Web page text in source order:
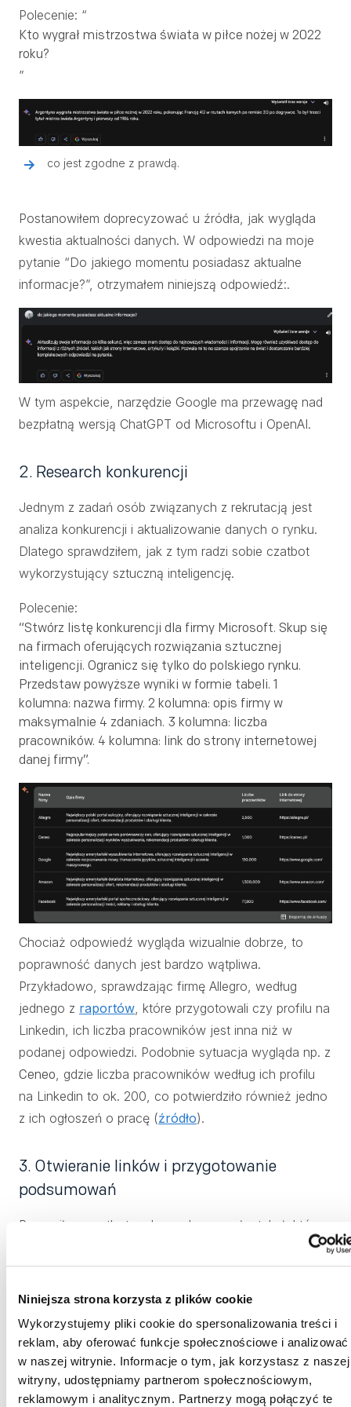
Niniejsza strona korzysta z plików cookie
Wykorzystujemy pliki cookie do spersonalizowania treści i
reklam, aby oferować funkcje społecznościowe i
w naszej witrynie. Informacje o tym, jak korzystasz z naszej
witryny, udostępniamy partnerom społecznościowym,
reklamowym i analitycznym. Partnerzy mogą połączyć te
Polecenie: “
Kto wygrał mistrzostwa świata w piłce nożej w 2022
roku?
”
co jest zgodne z prawdą.
Postanowiłem doprecyzować u źródła, jak wygląda
kwestia aktualności danych. W odpowiedzi na moje
pytanie “Do jakiego momentu posiadasz aktualne
informacje?”, otrzymałem niniejszą odpowiedź:.
W tym aspekcie, narzędzie Google ma przewagę nad
bezpłatną wersją ChatGPT od Microsoftu i OpenAI.
2. Research konkurencji
Jednym z zadań osób związanych z rekrutacją jest
analiza konkurencji i aktualizowanie danych o rynku.
Dlatego sprawdziłem, jak z tym radzi sobie czatbot
wykorzystujący sztuczną inteligencję.
Polecenie:
“Stwórz listę konkurencji dla firmy Microsoft. Skup się
na firmach oferujących rozwiązania sztucznej
inteligencji. Ogranicz się tylko do polskiego rynku.
Przedstaw powyższe wyniki w formie tabeli. 1
kolumna: nazwa firmy. 2 kolumna: opis firmy w
maksymalnie 4 zdaniach. 3 kolumna: liczba
pracowników. 4 kolumna: link do strony internetowej
danej firmy”.
Chociaż odpowiedź wygląda wizualnie dobrze, to
poprawność danych jest bardzo wątpliwa.
Przykładowo, sprawdzając firmę Allegro, według
jednego z raportów, które przygotowali czy profilu na
Linkedin, ich liczba pracowników jest inna niż w
podanej odpowiedzi. Podobnie sytuacja wygląda np. z
Ceneo, gdzie liczba pracowników według ich profilu
na Linkedin to ok. 200, co potwierdziło również jedno
z ich ogłoszeń o pracę (źródło).
3. Otwieranie linków i przygotowanie
podsumowań
Poprosiłem czatbota, aby podsumował artykuł, który
Bing Chat - praktyczne zastosowania”.
zadanie podsumować ten artykuł
https://www.beetalents.com/posts/bing-chat-
praktyczne-zastosowania
”.